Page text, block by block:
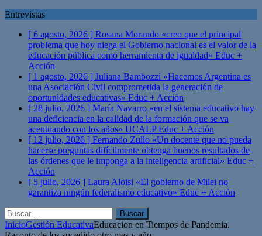
Entrevistas
[ 6 agosto, 2026 ] Rosana Morando «creo que el principal
problema que hoy niega el Gobierno nacional es el valor de la
educación pública como herramienta de igualdad» Educ +
Acción
[ 1 agosto, 2026 ] Juliana Bambozzi «Hacemos Argentina es
una Asociación Civil comprometida la generación de
oportunidades educativas» Educ + Acción
[ 28 julio, 2026 ] María Navarro «en el sistema educativo hay
una deficiencia en la calidad de la formación que se va
acentuando con los años» UCALPEduc + Acción
[ 12 julio, 2026 ] Fernando Zullo «Un docente que no pueda
hacerse preguntas difícilmente obtenga buenos resultados de
las órdenes que le imponga a la inteligencia artificial» Educ +
Acción
[ 5 julio, 2026 ] Laura Aloisi «El gobierno de Milei no
garantiza ningún federalismo educativo» Educ + Acción
Buscar:
InicioGestión EducativaEducacion en Tiempos de Pandemia.